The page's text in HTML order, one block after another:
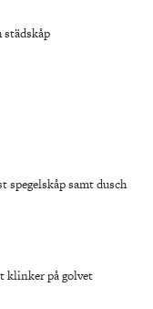
städskåp
spegelskåp samt dusch
klinker på golvet